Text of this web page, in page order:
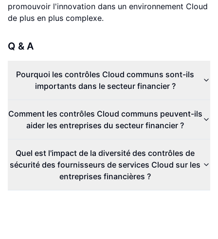
promouvoir l'innovation dans un environnement Cloud
de plus en plus complexe.
Q & A
Pourquoi les contrôles Cloud communs sont-ils
importants dans le secteur financier ?
Comment les contrôles Cloud communs peuvent-ils
aider les entreprises du secteur financier ?
Quel est l'impact de la diversité des contrôles de
sécurité des fournisseurs de services Cloud sur les
entreprises financières ?